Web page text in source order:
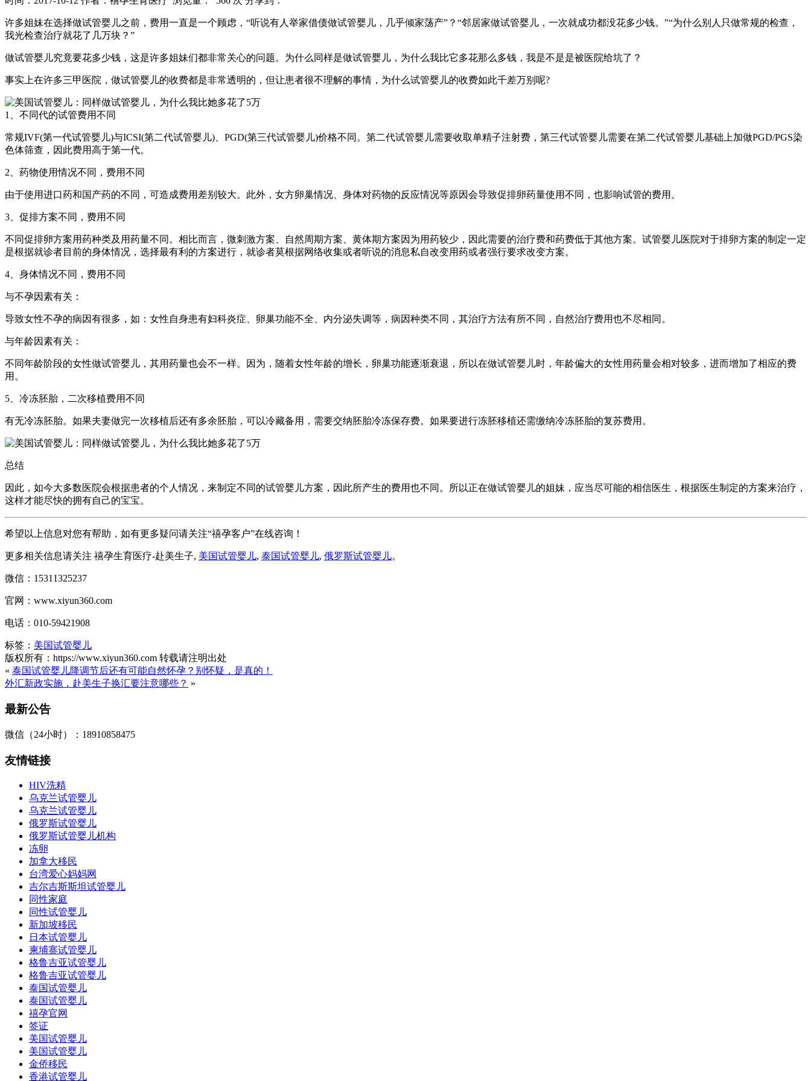
许多姐妹在选择做试管婴儿之前，费用一直是一个顾虑，“听说有人举家借债做试管婴儿，几乎倾家荡产”？“邻居家做试管婴儿，一次就成功都没花多少钱。”“为什么别人只做常规的检查，
我光检查治疗就花了几万块？”
做试管婴儿究竟要花多少钱，这是许多姐妹们都非常关心的问题。为什么同样是做试管婴儿，为什么我比它多花那么多钱，我是不是是被医院给坑了？
事实上在许多三甲医院，做试管婴儿的收费都是非常透明的，但让患者很不理解的事情，为什么试管婴儿的收费如此千差万别呢?
1、不同代的试管费用不同
常规IVF(第一代试管婴儿)与ICSI(第二代试管婴儿)、PGD(第三代试管婴儿)价格不同。第二代试管婴儿需要收取单精子注射费，第三代试管婴儿需要在第二代试管婴儿基础上加做PGD/PGS染
色体筛查，因此费用高于第一代。
2、药物使用情况不同，费用不同
由于使用进口药和国产药的不同，可造成费用差别较大。此外，女方卵巢情况、身体对药物的反应情况等原因会导致促排卵药量使用不同，也影响试管的费用。
3、促排方案不同，费用不同
不同促排卵方案用药种类及用药量不同。相比而言，微刺激方案、自然周期方案、黄体期方案因为用药较少，因此需要的治疗费和药费低于其他方案。试管婴儿医院对于排卵方案的制定一定
是根据就诊者目前的身体情况，选择最有利的方案进行，就诊者莫根据网络收集或者听说的消息私自改变用药或者强行要求改变方案。
4、身体情况不同，费用不同
与不孕因素有关：
导致女性不孕的病因有很多，如：女性自身患有妇科炎症、卵巢功能不全、内分泌失调等，病因种类不同，其治疗方法有所不同，自然治疗费用也不尽相同。
与年龄因素有关：
不同年龄阶段的女性做试管婴儿，其用药量也会不一样。因为，随着女性年龄的增长，卵巢功能逐渐衰退，所以在做试管婴儿时，年龄偏大的女性用药量会相对较多，进而增加了相应的费
用。
5、冷冻胚胎，二次移植费用不同
有无冷冻胚胎。如果夫妻做完一次移植后还有多余胚胎，可以冷藏备用，需要交纳胚胎冷冻保存费。如果要进行冻胚移植还需缴纳冷冻胚胎的复苏费用。
总结
因此，如今大多数医院会根据患者的个人情况，来制定不同的试管婴儿方案，因此所产生的费用也不同。所以正在做试管婴儿的姐妹，应当尽可能的相信医生，根据医生制定的方案来治疗，
这样才能尽快的拥有自己的宝宝。
希望以上信息对您有帮助，如有更多疑问请关注“禧孕客户”在线咨询！
更多相关信息请关注 禧孕生育医疗-赴美生子, 美国试管婴儿, 泰国试管婴儿, 俄罗斯试管婴儿。
微信：15311325237
官网：www.xiyun360.com
电话：010-59421908
标签： 美国试管婴儿
版权所有：https://www.xiyun360.com 转载请注明出处
« 泰国试管婴儿降调节后还有可能自然怀孕？别怀疑，是真的！
外汇新政实施，赴美生子换汇要注意哪些？ »
最新公告
微信（24小时）：18910858475
友情链接
HIV洗精
乌克兰试管婴儿
乌克兰试管婴儿
俄罗斯试管婴儿
俄罗斯试管婴儿机构
冻卵
加拿大移民
台湾爱心妈妈网
吉尔吉斯斯坦试管婴儿
同性家庭
同性试管婴儿
新加坡移民
日本试管婴儿
柬埔寨试管婴儿
格鲁吉亚试管婴儿
格鲁吉亚试管婴儿
泰国试管婴儿
泰国试管婴儿
禧孕官网
签证
美国试管婴儿
美国试管婴儿
金侨移民
香港试管婴儿